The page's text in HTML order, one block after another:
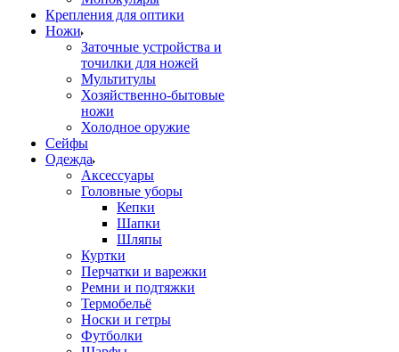
Крепления для оптики
Ножи
Заточные устройства и
точилки для ножей
Мультитулы
Хозяйственно-бытовые
ножи
Холодное оружие
Сейфы
Одежда
Аксессуары
Головные уборы
Кепки
Шапки
Шляпы
Куртки
Перчатки и варежки
Ремни и подтяжки
Термобельё
Носки и гетры
Футболки